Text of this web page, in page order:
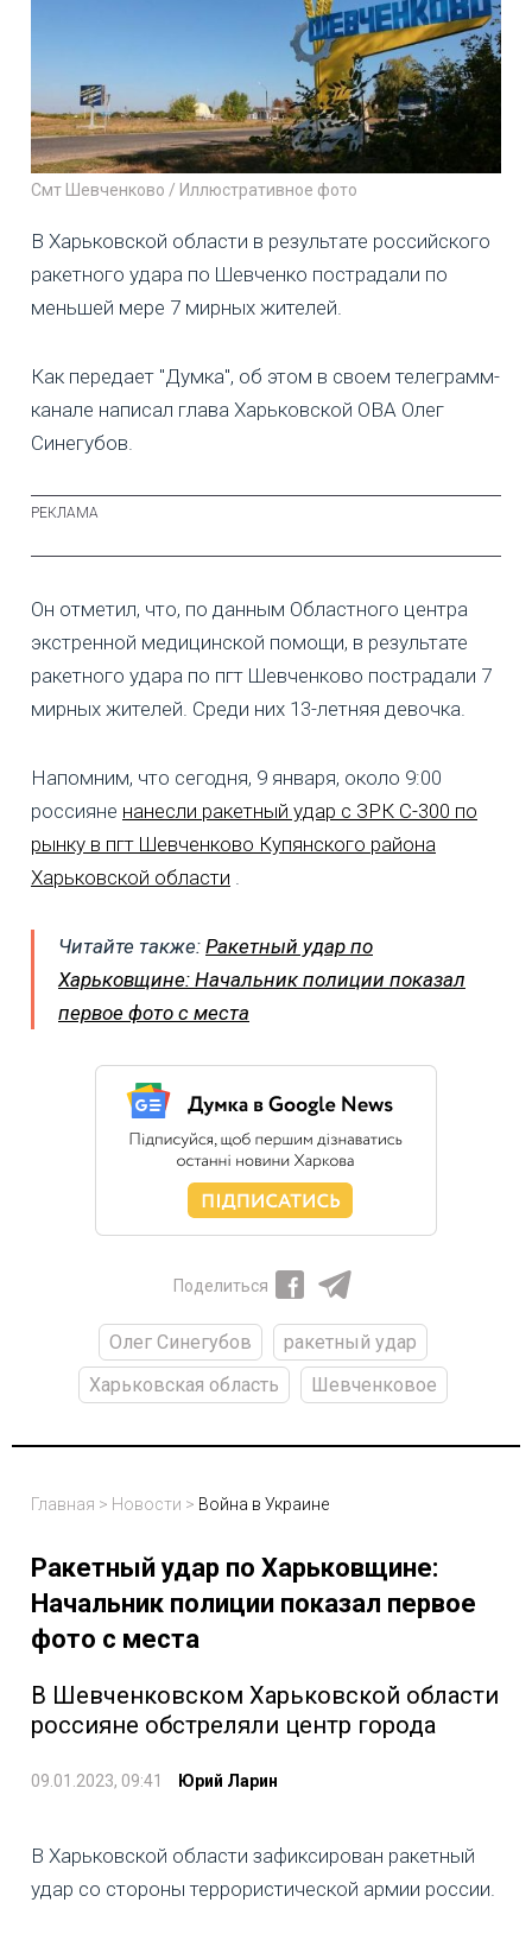
Смт Шевченково / Иллюстративное фото
В Харьковской области в результате российского
ракетного удара по Шевченко пострадали по
меньшей мере 7 мирных жителей.
Как передает "Думка", об этом в своем телеграмм-
канале написал глава Харьковской ОВА Олег
Синегубов.
Он отметил, что, по данным Областного центра
экстренной медицинской помощи, в результате
ракетного удара по пгт Шевченково пострадали 7
мирных жителей. Среди них 13-летняя девочка.
Напомним, что сегодня, 9 января, около 9:00
россияне нанесли ракетный удар с ЗРК С-300 по
рынку в пгт Шевченково Купянского района
Харьковской области
Читайте также: Ракетный удар по
Харьковщине: Начальник полиции показал
первое фото с места
Поделиться
Олег Синегубов
ракетный удар
Харьковская область
Шевченковое
Главная > Новости > Война в Украине
Ракетный удар по Харьковщине:
Начальник полиции показал первое
фото с места
В Шевченковском Харьковской области
россияне обстреляли центр города
09.01.2023, 09:41 Юрий Ларин
В Харьковской области зафиксирован ракетный
удар со стороны террористической армии россии.